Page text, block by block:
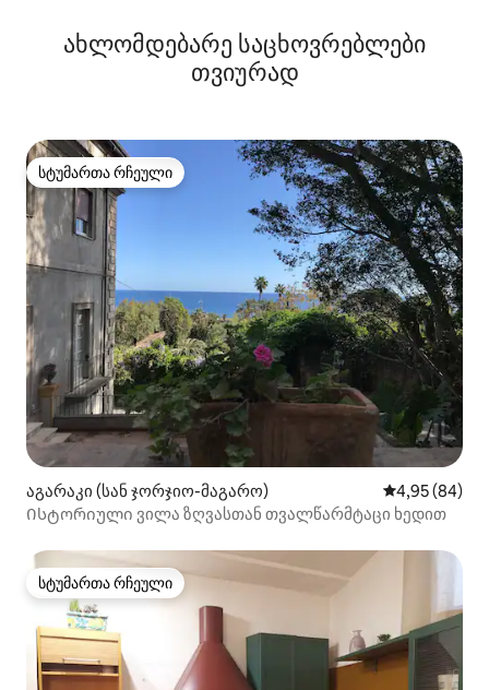
ახლომდებარე საცხოვრებლები
თვიურად
სტუმართა რჩეული
სტუმართა რჩეული
აგარაკი (სან ჯორჯიო-მაგარო) საშუალო
4,95 (84)
Ისტორიული ვილა ზღვასთან თვალწარმტაცი ხედით
სტუმართა რჩეული
სტუმართა რჩეული